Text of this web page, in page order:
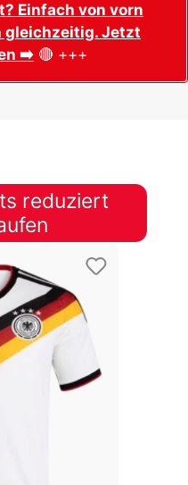
Einfach von vorn
gleichzeitig. Jetzt
➡️ 🔴 +++
reduziert